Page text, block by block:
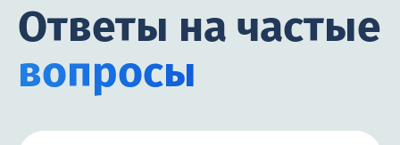
Ответы на частые
вопросы